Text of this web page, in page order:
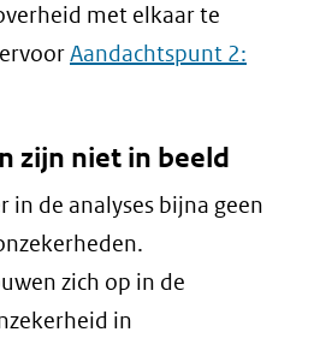
met elkaar te
Aandachtspunt 2:
zijn niet in beeld
in de analyses bijna geen
zich op in de
in